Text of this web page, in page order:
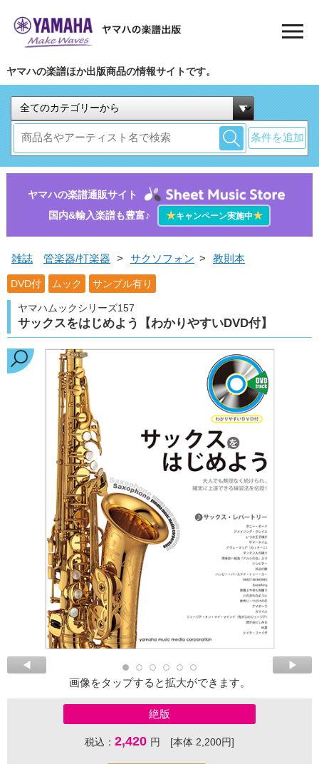
ヤマハの楽譜ほか出版商品の情報サイトです。
条件を追加
ヤマハの楽譜通販サイト
国内&輸入楽譜も豊富♪
★キャンペーン実施中★
雑誌 管楽器/打楽器 > サクソフォン > 教則本
DVD付 ムック サンプル有り
ヤマハムックシリーズ157
サックスをはじめよう【わかりやすいDVD付】
画像をタップすると拡大ができます。
絶版
税込： 2,420 円 [本体 2,200円]